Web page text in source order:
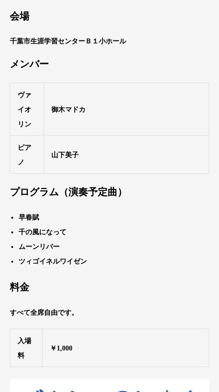
会場
千葉市生涯学習センターＢ１小ホール
メンバー
ヴァ
イオ
リン
御木マドカ
ピア
ノ
山下美子
プログラム（演奏予定曲）
早春賦
千の風になって
ムーンリバー
ツィゴイネルワイゼン
料金
すべて全席自由です。
入場
料
￥1,000